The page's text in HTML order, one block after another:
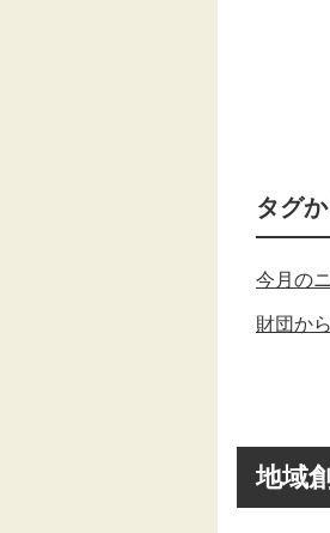
タグ
今月の
財団か
地域